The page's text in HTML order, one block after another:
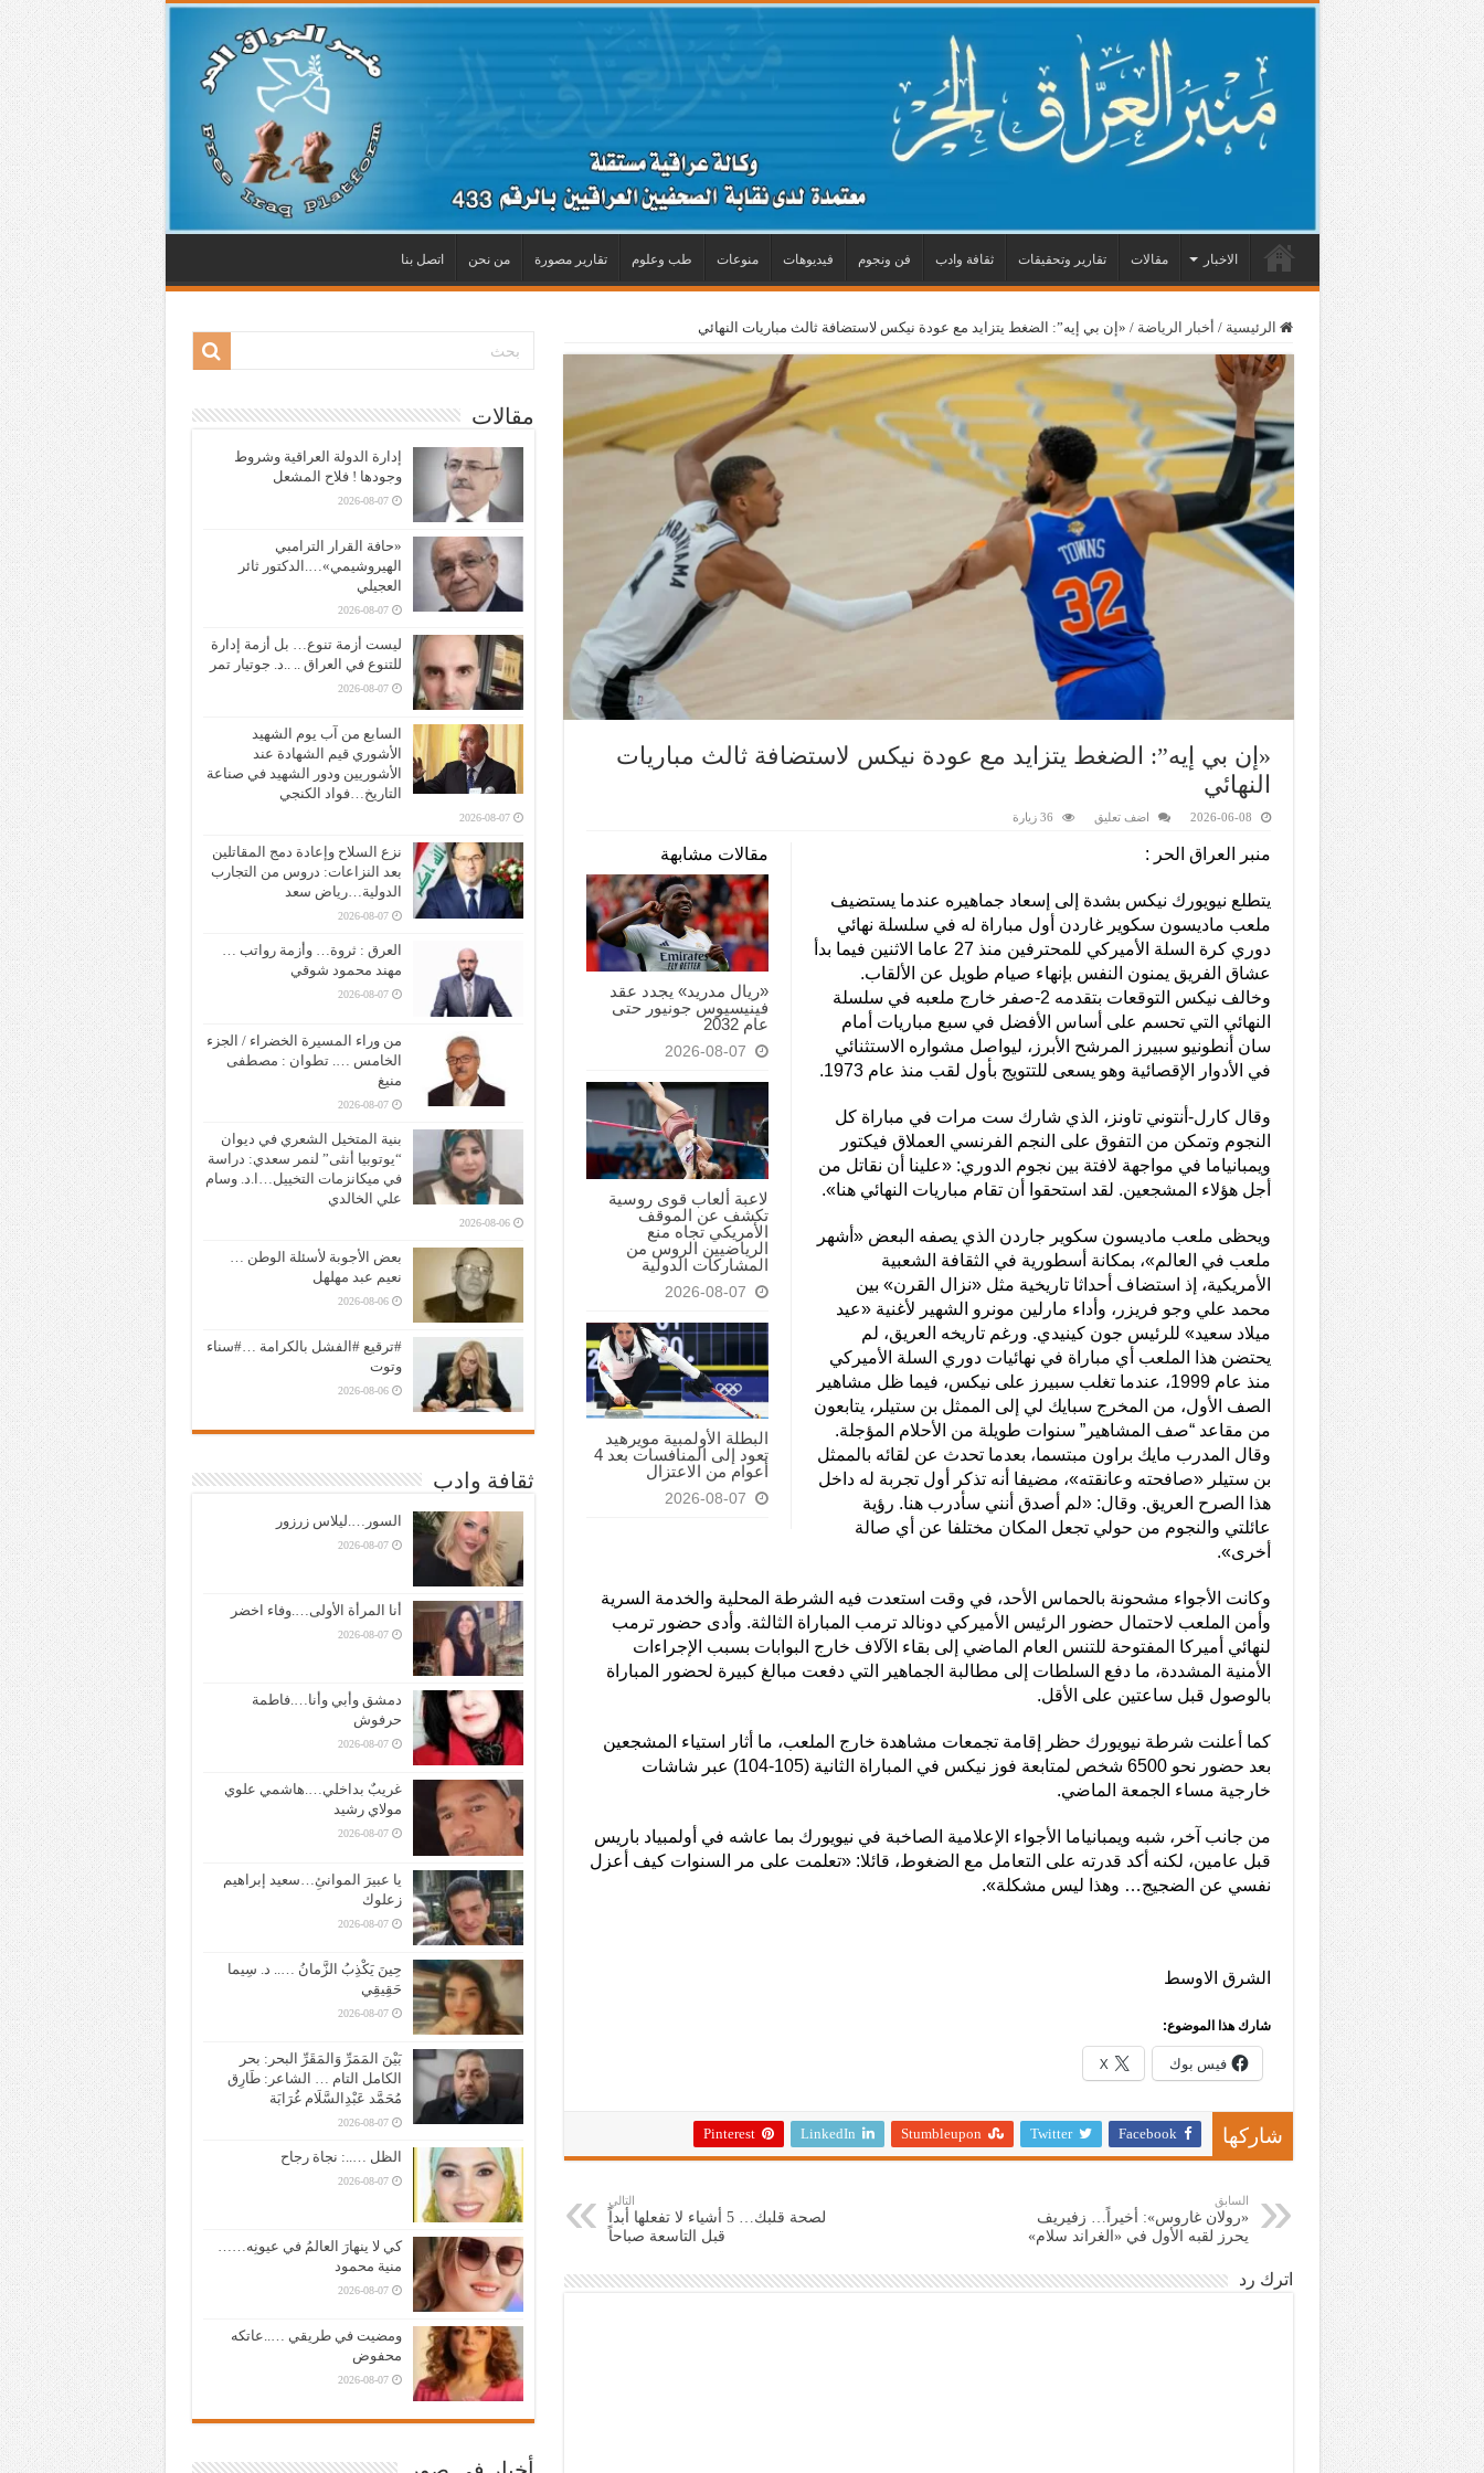
الاخبار مقالات تقارير وتحقيقات ثقافة وادب فن ونجوم فيديوهات منوعات طب وعلوم تقارير مصورة من نحن اتصل بنا
الرئيسية / أخبار الرياضة / «إن بي إيه”: الضغط يتزايد مع عودة نيكس لاستضافة ثالث مباريات النهائي
«إن بي إيه”: الضغط يتزايد مع عودة نيكس لاستضافة ثالث مباريات
النهائي
2026-06-08 اضف تعليق 36 زيارة
مقالات مشابهة
«ريال مدريد» يجدد عقد
فينيسيوس جونيور حتى
عام 2032
2026-08-07
لاعبة ألعاب قوى روسية
تكشف عن الموقف
الأمريكي تجاه منع
الرياضيين الروس من
المشاركات الدولية
2026-08-07
البطلة الأولمبية مويرهيد
تعود إلى المنافسات بعد 4
أعوام من الاعتزال
2026-08-07
منبر العراق الحر :
يتطلع نيويورك نيكس بشدة إلى إسعاد جماهيره عندما يستضيف
ملعب ماديسون سكوير غاردن أول مباراة له في سلسلة نهائي
دوري كرة السلة الأميركي للمحترفين منذ 27 عاما الاثنين فيما بدأ
عشاق الفريق يمنون النفس بإنهاء صيام طويل عن الألقاب.
وخالف نيكس التوقعات بتقدمه 2-صفر خارج ملعبه في سلسلة
النهائي التي تحسم على أساس الأفضل في سبع مباريات أمام
سان أنطونيو سبيرز المرشح الأبرز، ليواصل مشواره الاستثنائي
في الأدوار الإقصائية وهو يسعى للتتويج بأول لقب منذ عام 1973.
وقال كارل-أنتوني تاونز، الذي شارك ست مرات في مباراة كل
النجوم وتمكن من التفوق على النجم الفرنسي العملاق فيكتور
ويمبانياما في مواجهة لافتة بين نجوم الدوري: «علينا أن نقاتل من
أجل هؤلاء المشجعين. لقد استحقوا أن تقام مباريات النهائي هنا».
ويحظى ملعب ماديسون سكوير جاردن الذي يصفه البعض «أشهر
ملعب في العالم»، بمكانة أسطورية في الثقافة الشعبية
الأمريكية، إذ استضاف أحداثا تاريخية مثل «نزال القرن» بين
محمد علي وجو فريزر، وأداء مارلين مونرو الشهير لأغنية «عيد
ميلاد سعيد» للرئيس جون كينيدي. ورغم تاريخه العريق، لم
يحتضن هذا الملعب أي مباراة في نهائيات دوري السلة الأميركي
منذ عام 1999، عندما تغلب سبيرز على نيكس، فيما ظل مشاهير
الصف الأول، من المخرج سبايك لي إلى الممثل بن ستيلر، يتابعون
من مقاعد “صف المشاهير” سنوات طويلة من الأحلام المؤجلة.
وقال المدرب مايك براون مبتسما، بعدما تحدث عن لقائه بالممثل
بن ستيلر «صافحته وعانقته»، مضيفا أنه تذكر أول تجربة له داخل
هذا الصرح العريق. وقال: «لم أصدق أنني سأدرب هنا. رؤية
عائلتي والنجوم من حولي تجعل المكان مختلفا عن أي صالة
أخرى».
وكانت الأجواء مشحونة بالحماس الأحد، في وقت استعدت فيه الشرطة المحلية والخدمة السرية
وأمن الملعب لاحتمال حضور الرئيس الأميركي دونالد ترمب المباراة الثالثة. وأدى حضور ترمب
لنهائي أميركا المفتوحة للتنس العام الماضي إلى بقاء الآلاف خارج البوابات بسبب الإجراءات
الأمنية المشددة، ما دفع السلطات إلى مطالبة الجماهير التي دفعت مبالغ كبيرة لحضور المباراة
بالوصول قبل ساعتين على الأقل.
كما أعلنت شرطة نيويورك حظر إقامة تجمعات مشاهدة خارج الملعب، ما أثار استياء المشجعين
بعد حضور نحو 6500 شخص لمتابعة فوز نيكس في المباراة الثانية (105-104) عبر شاشات
خارجية مساء الجمعة الماضي.
من جانب آخر، شبه ويمبانياما الأجواء الإعلامية الصاخبة في نيويورك بما عاشه في أولمبياد باريس
قبل عامين، لكنه أكد قدرته على التعامل مع الضغوط، قائلا: «تعلمت على مر السنوات كيف أعزل
نفسي عن الضجيج… وهذا ليس مشكلة».
الشرق الاوسط
شارك هذا الموضوع:
فيس بوك X
شاركها Facebook
Twitter
Stumbleupon
LinkedIn
Pinterest
السابق
«رولان غاروس»: أخيراً… زفيريف
يحرز لقبه الأول في «الغراند سلام»
التالي
لصحة قلبك… 5 أشياء لا تفعلها أبداً
قبل التاسعة صباحاً
اترك رد
مقالات
إدارة الدولة العراقية وشروط
وجودها ! فلاح المشعل
2026-08-07
«حافة القرار الترامبي
الهيروشيمي»….الدكتور ثائر
العجيلي
2026-08-07
ليست أزمة تنوع… بل أزمة إدارة
للتنوع في العراق .. ..د. جوتيار تمر
2026-08-07
السابع من آب يوم الشهيد
الأشوري قيم الشهادة عند
الأشوريين ودور الشهيد في صناعة
التاريخ…فواد الكنجي
2026-08-07
نزع السلاح وإعادة دمج المقاتلين
بعد النزاعات: دروس من التجارب
الدولية…رياض سعد
2026-08-07
العرق : ثروة… وأزمة رواتب …
مهند محمود شوقي
2026-08-07
من وراء المسيرة الخضراء / الجزء
الخامس …. تطوان : مصطفى
منيغ
2026-08-07
بنية المتخيل الشعري في ديوان
“يوتوبيا أنثى” لنمر سعدي: دراسة
في ميكانزمات التخييل…ا.د. وسام
علي الخالدي
2026-08-06
بعض الأجوبة لأسئلة الوطن …
نعيم عبد مهلهل
2026-08-06
#ترقيع #الفشل بالكرامة …#سناء
وتوت
2026-08-06
ثقافة وادب
السور….ليلاس زرزور
2026-08-07
أنا المرأة الأولى….وفاء اخضر
2026-08-07
دمشق وأبي وأنا….فاطمة
حرفوش
2026-08-07
غريبٌ بداخلي….هاشمي علوي
مولاي رشيد
2026-08-07
يا عبيرَ الموانئِ…سعيد إبراهيم
زعلوك
2026-08-07
حِينَ يَكْذِبُ الزَّمانُ ….. د. سِيما
حَقِيقِي
2026-08-07
بَيْنَ المَمَرِّ وَالمَقَرِّ البحر: بحر
الكامل التام … الشاعر: طَارِق
مُحَمَّد عَبْدِالسَّلَام غُرَابَة
2026-08-07
الظل …..: نجاة رجاح
2026-08-07
كي لا ينهارَ العالمُ في عيونِه……
منية محمود
2026-08-07
ومضيت في طريقي …..عاتكه
محفوض
2026-08-07